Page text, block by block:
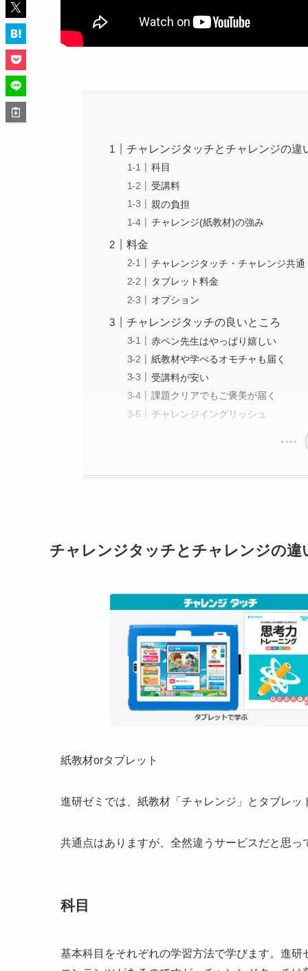
チャレンジタッチとチャレンジの違
科目
受講料
親の負担
チャレンジ(紙教材)の強み
料金
チャレンジタッチ・チャレンジ共通
タブレット料金
オプション
チャレンジタッチの良いところ
赤ペン先生はやっぱり嬉しい
紙教材や学べるオモチャも届く
受講料が安い
課題クリアでもご褒美が届く
チャレンジイングリッシュ
チャレンジタッチとチャレンジの違
紙教材orタブレット
進研ゼミでは、紙教材「チャレンジ」とタブレ
共通点はありますが、全然違うサービスだと思
科目
基本科目をそれぞれの学習方法で学びます。進